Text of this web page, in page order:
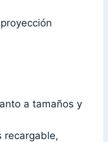
a tamaños y
recargable,